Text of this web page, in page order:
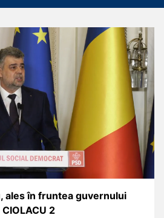
ales în fruntea guvernului
CIOLACU 2